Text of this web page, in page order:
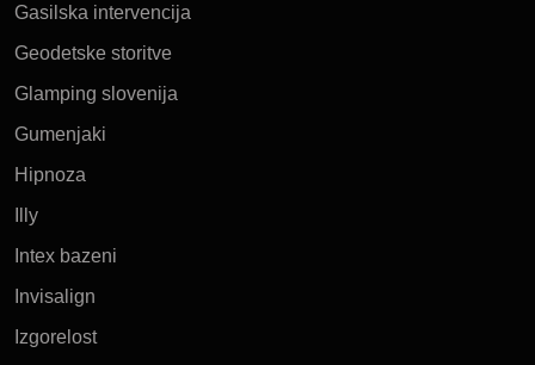
Gasilska intervencija
Geodetske storitve
Glamping slovenija
Gumenjaki
Hipnoza
Illy
Intex bazeni
Invisalign
Izgorelost